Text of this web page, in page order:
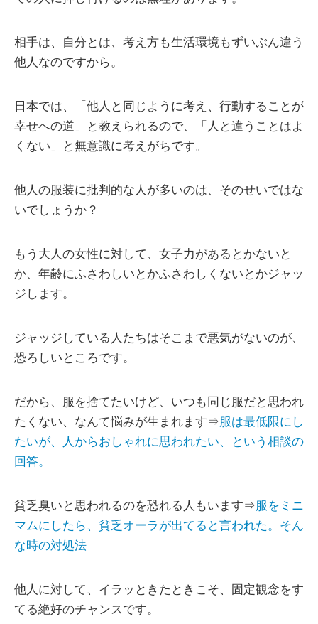
相手は、自分とは、考え方も生活環境もずいぶん違う
他人なのですから。
日本では、「他人と同じように考え、行動することが
幸せへの道」と教えられるので、「人と違うことはよ
くない」と無意識に考えがちです。
他人の服装に批判的な人が多いのは、そのせいではな
いでしょうか？
もう大人の女性に対して、女子力があるとかないと
か、年齢にふさわしいとかふさわしくないとかジャッ
ジします。
ジャッジしている人たちはそこまで悪気がないのが、
恐ろしいところです。
だから、服を捨てたいけど、いつも同じ服だと思われ
たくない、なんて悩みが生まれます⇒服は最低限にし
たいが、人からおしゃれに思われたい、という相談の
回答。
貧乏臭いと思われるのを恐れる人もいます⇒服をミニ
マムにしたら、貧乏オーラが出てると言われた。そん
な時の対処法
他人に対して、イラッときたときこそ、固定観念をす
てる絶好のチャンスです。